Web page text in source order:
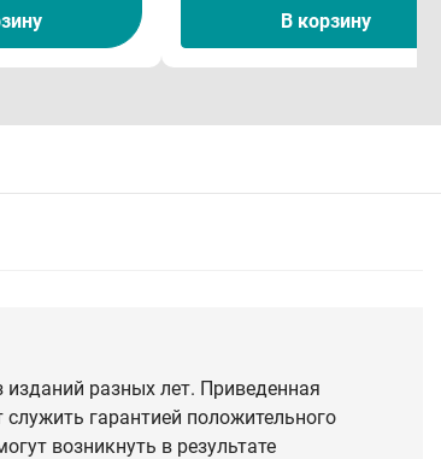
В корзину
разных лет. Приведенная
гарантией положительного
возникнуть в результате